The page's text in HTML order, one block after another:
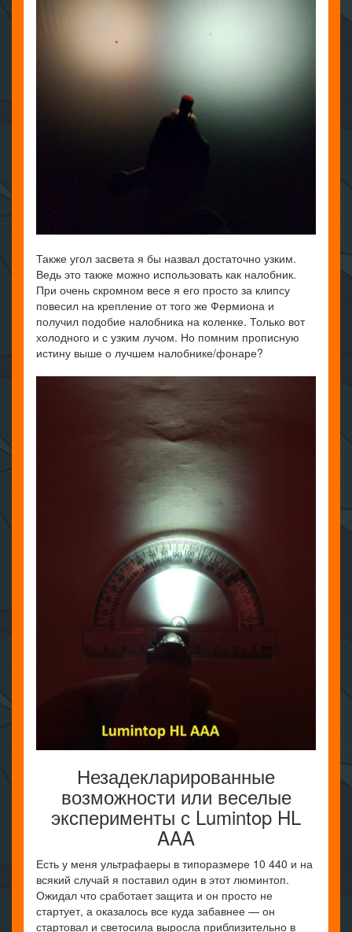
Также угол засвета я бы назвал достаточно узким.
Ведь это также можно использовать как налобник.
При очень скромном весе я его просто за клипсу
повесил на крепление от того же Фермиона и
получил подобие налобника на коленке. Только вот
холодного и с узким лучом. Но помним прописную
истину выше о лучшем налобнике/фонаре?
Незадекларированные
возможности или веселые
эксперименты с Lumintop HL
AAA
Есть у меня ультрафаеры в типоразмере 10 440 и на
всякий случай я поставил один в этот люминтоп.
Ожидал что сработает защита и он просто не
стартует, а оказалось все куда забавнее — он
стартовал и светосила выросла приблизительно в